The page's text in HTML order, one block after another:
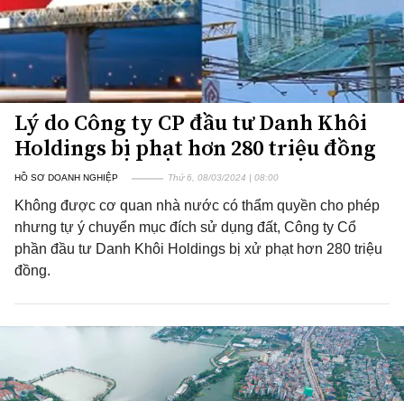
Lý do Công ty CP đầu tư Danh Khôi
Holdings bị phạt hơn 280 triệu đồng
HỒ SƠ DOANH NGHIỆP Thứ 6, 08/03/2024 | 08:00
Không được cơ quan nhà nước có thẩm quyền cho phép
nhưng tự ý chuyển mục đích sử dụng đất, Công ty Cổ
phần đầu tư Danh Khôi Holdings bị xử phạt hơn 280 triệu
đồng.